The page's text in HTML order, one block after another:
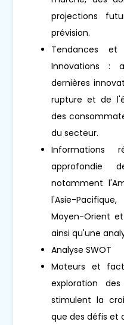
projections
prévision.
Tendances et
Innovations :
dernières
rupture et de
des
du secteur.
Informations
approfondie
notamment
l'Asie-
Moyen-Orient
ainsi qu'une
Analyse SWOT
Moteurs et
exploration
stimulent la
que des défis et